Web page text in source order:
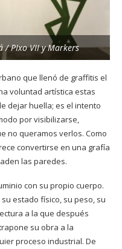
/ PIxo VII y Markers
que llenó de graffitis el
voluntad artística estas
dejar huella; es el intento
por visibilizarse,
no queramos verlos. Como
convertirse en una grafía
las paredes.
con su propio cuerpo.
estado físico, su peso, su
a la que después
su obra a la
proceso industrial. De